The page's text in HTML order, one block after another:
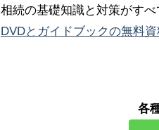
相続の基礎知識と対策がす
DVDとガイドブックの無料
各